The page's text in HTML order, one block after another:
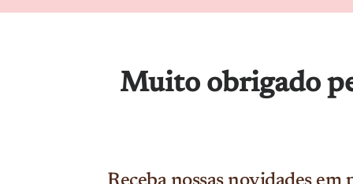
Muito obrigado